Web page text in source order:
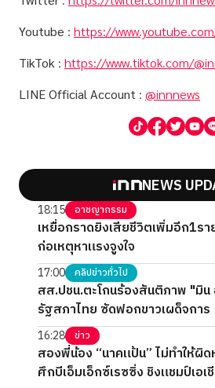
Youtube : https://
TikTok : https://www.tiktok.com/
LINE Official Account : @innnews
NEWS
18:15 อาชญากรรม
เหยื่อกราดยิงเสียชีวิตเพิ่มอีก1ร
ก่อเหตุหาแรงจูงใจ
17:00 คลิปข่าวทั่วไป
สส.ปชน.ตะโกนร้องสันติภาพ "มิน
รัฐสภาไทย ซัดฟอกขาวเผด็จการ
16:28 ข่าว
สองพี่น้อง “นาคแป้น” ไม่ทำให้ผิ
ศึกบีเอ็มเอ็กซ์เรซซิ่ง ชิงแชมป์เอเ